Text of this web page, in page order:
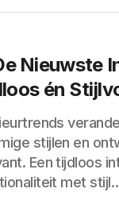
Nieuwste
én
stijlen en
Een tijdloos
met